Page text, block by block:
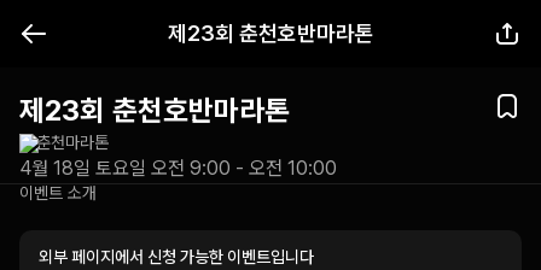
제23회 춘천호반마라톤
제23회 춘천호반마라톤
춘천마라톤
4월 18일 토요일 오전 9:00 - 오전 10:00
이벤트 소개
외부 페이지에서 신청 가능한 이벤트입니다